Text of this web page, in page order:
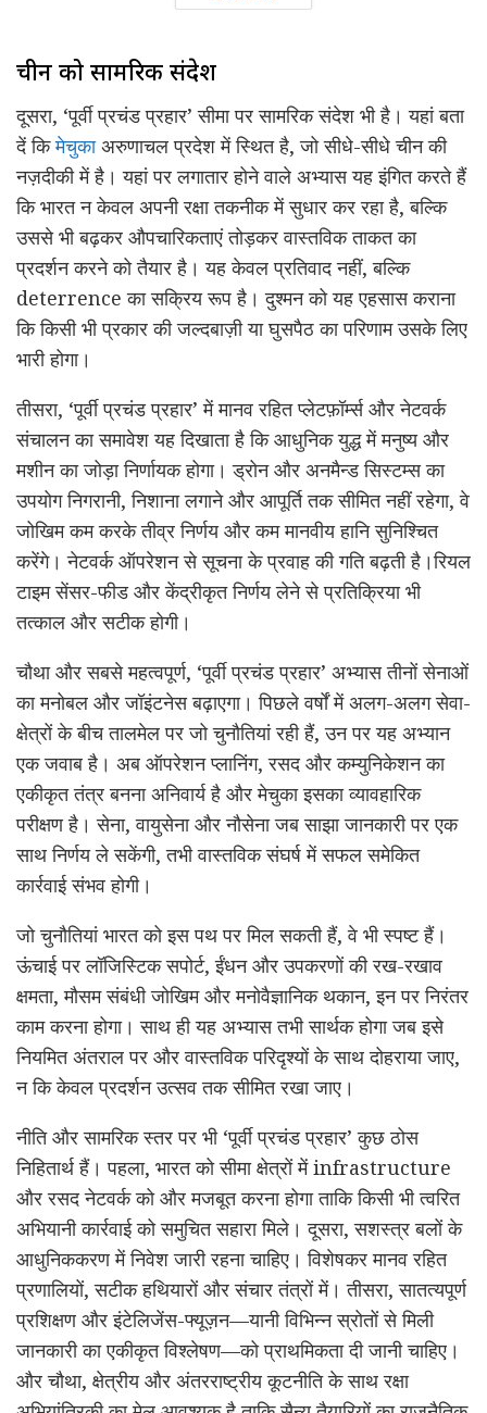
चीन को सामरिक संदेश
दूसरा, ‘पूर्वी प्रचंड प्रहार’ सीमा पर सामरिक संदेश भी है। यहां बता
दें किमेचुकाअरुणाचल प्रदेश में स्थित है, जो सीधे-सीधे चीन की
नज़दीकी में है। यहां पर लगातार होने वाले अभ्यास यह इंगित करते हैं
कि भारत न केवल अपनी रक्षा तकनीक में सुधार कर रहा है, बल्कि
उससे भी बढ़कर औपचारिकताएं तोड़कर वास्तविक ताकत का
प्रदर्शन करने को तैयार है। यह केवल प्रतिवाद नहीं, बल्कि
deterrence का सक्रिय रूप है। दुश्मन को यह एहसास कराना
कि किसी भी प्रकार की जल्दबाज़ी या घुसपैठ का परिणाम उसके लिए
भारी होगा।
तीसरा, ‘पूर्वी प्रचंड प्रहार’ में मानव रहित प्लेटफ़ॉर्म्स और नेटवर्क
संचालन का समावेश यह दिखाता है कि आधुनिक युद्ध में मनुष्य और
मशीन का जोड़ा निर्णायक होगा। ड्रोन और अनमैन्ड सिस्टम्स का
उपयोग निगरानी, निशाना लगाने और आपूर्ति तक सीमित नहीं रहेगा, वे
जोखिम कम करके तीव्र निर्णय और कम मानवीय हानि सुनिश्चित
करेंगे। नेटवर्क ऑपरेशन से सूचना के प्रवाह की गति बढ़ती है।रियल
टाइम सेंसर-फीड और केंद्रीकृत निर्णय लेने से प्रतिक्रिया भी
तत्काल और सटीक होगी।
चौथा और सबसे महत्वपूर्ण, ‘पूर्वी प्रचंड प्रहार’ अभ्यास तीनों सेनाओं
का मनोबल और जॉइंटनेस बढ़ाएगा। पिछले वर्षों में अलग-अलग सेवा-
क्षेत्रों के बीच तालमेल पर जो चुनौतियां रही हैं, उन पर यह अभ्यान
एक जवाब है। अब ऑपरेशन प्लानिंग, रसद और कम्युनिकेशन का
एकीकृत तंत्र बनना अनिवार्य है और मेचुका इसका व्यावहारिक
परीक्षण है। सेना, वायुसेना और नौसेना जब साझा जानकारी पर एक
साथ निर्णय ले सकेंगी, तभी वास्तविक संघर्ष में सफल समेकित
कार्रवाई संभव होगी।
जो चुनौतियां भारत को इस पथ पर मिल सकती हैं, वे भी स्पष्ट हैं।
ऊंचाई पर लॉजिस्टिक सपोर्ट, ईंधन और उपकरणों की रख-रखाव
क्षमता, मौसम संबंधी जोखिम और मनोवैज्ञानिक थकान, इन पर निरंतर
काम करना होगा। साथ ही यह अभ्यास तभी सार्थक होगा जब इसे
नियमित अंतराल पर और वास्तविक परिदृश्यों के साथ दोहराया जाए,
न कि केवल प्रदर्शन उत्सव तक सीमित रखा जाए।
नीति और सामरिक स्तर पर भी ‘पूर्वी प्रचंड प्रहार’ कुछ ठोस
निहितार्थ हैं। पहला, भारत को सीमा क्षेत्रों में infrastructure
और रसद नेटवर्क को और मजबूत करना होगा ताकि किसी भी त्वरित
अभियानी कार्रवाई को समुचित सहारा मिले। दूसरा, सशस्त्र बलों के
आधुनिककरण में निवेश जारी रहना चाहिए। विशेषकर मानव रहित
प्रणालियों, सटीक हथियारों और संचार तंत्रों में। तीसरा, सातत्यपूर्ण
प्रशिक्षण और इंटेलिजेंस-फ्यूज़न—यानी विभिन्न स्रोतों से मिली
जानकारी का एकीकृत विश्लेषण—को प्राथमिकता दी जानी चाहिए।
और चौथा, क्षेत्रीय और अंतरराष्ट्रीय कूटनीति के साथ रक्षा